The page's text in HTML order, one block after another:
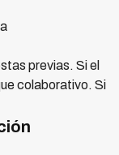
previas. Si el
colaborativo. Si